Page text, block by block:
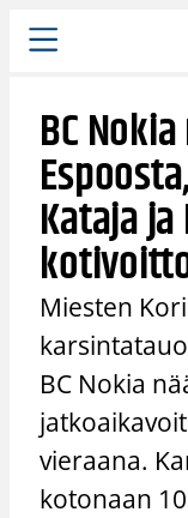
Siirry
sisältöön
BC
Kataja
Miesten
BC Nokia
vieraana.
kotonaan